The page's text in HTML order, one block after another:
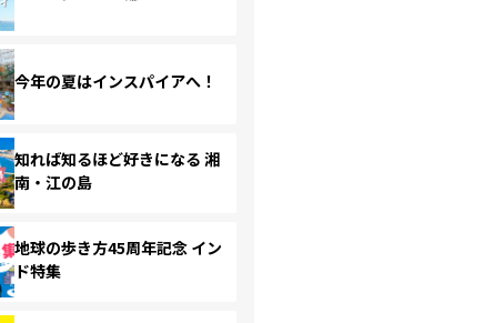
今年の夏はインスパイアへ！
知れば知るほど好きになる 湘
南・江の島
地球の歩き方45周年記念 イン
ド特集